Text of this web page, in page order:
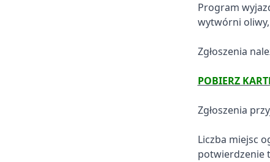
Program
wytwórni
Zgłoszenia
POBIERZ
Zgłoszenia
Liczba miejsc
potwierdzenie